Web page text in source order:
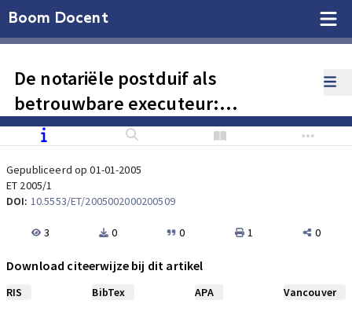
Boom Docent
De notariële postduif als
betrouwbare executeur:
Kennisgevingsverplichting uiterste
wil geprivatiseerd
Gepubliceerd op 01-01-2005
ET 2005/1
DOI: 10.5553/ET/2005002000200509
3 0 0 1 0
Download citeerwijze bij dit artikel
RIS BibTex APA Vancouver